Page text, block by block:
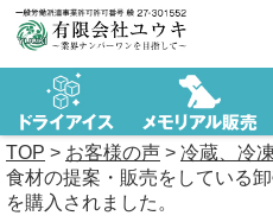
TOP > お客様の声 > 冷蔵、冷
食材の提案・販売をしている
を購入されました。